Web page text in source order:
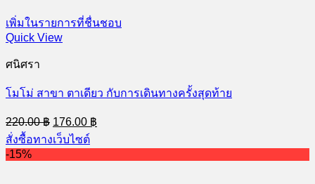
เพิ่มในรายการที่ชื่นชอบ
Quick View
ศนิศรา
โมโม่ สาขา ตาเดียว กับการเดินทางครั้งสุดท้าย
220.00฿ Original
price
was:
220.00 ฿.
176.00 ฿
price
176.00 ฿.
สั่งซื้อทางเว็บไซต์
-15%